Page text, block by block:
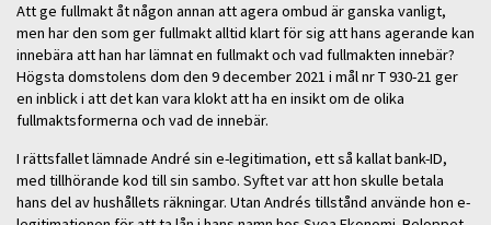
Att ge fullmakt åt någon annan att agera ombud är ganska vanligt,
men har den som ger fullmakt alltid klart för sig att hans agerande kan
innebära att han har lämnat en fullmakt och vad fullmakten innebär?
Högsta domstolens dom den 9 december 2021 i mål nr T 930-21 ger
en inblick i att det kan vara klokt att ha en insikt om de olika
fullmaktsformerna och vad de innebär.
I rättsfallet lämnade André sin e-legitimation, ett så kallat bank-ID,
med tillhörande kod till sin sambo. Syftet var att hon skulle betala
hans del av hushållets räkningar. Utan Andrés tillstånd använde hon e-